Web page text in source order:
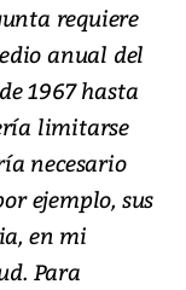
requiere
anual del
1967 hasta
limitarse
necesario
ejemplo, sus
en mi
Para